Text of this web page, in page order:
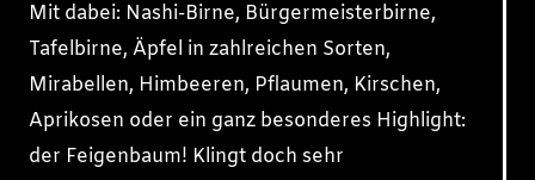
Mit dabei: Nashi-Birne, Bürgermeisterbirne,
Tafelbirne, Äpfel in zahlreichen Sorten,
Mirabellen, Himbeeren, Pflaumen, Kirschen,
Aprikosen oder ein ganz besonderes Highlight:
der Feigenbaum! Klingt doch sehr